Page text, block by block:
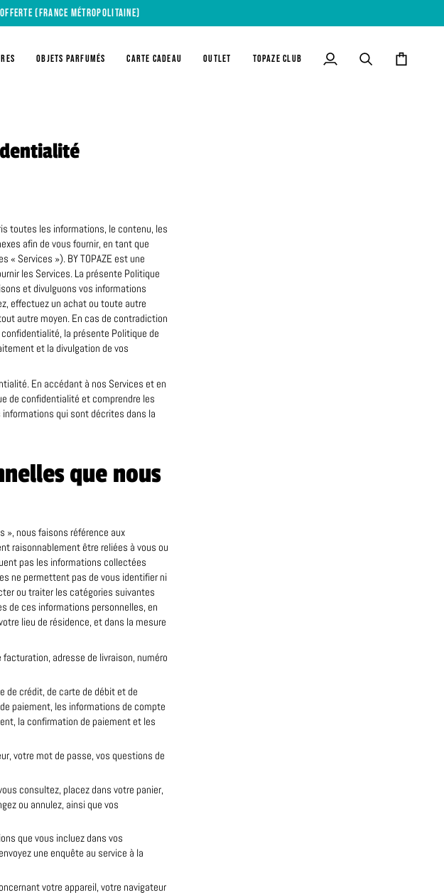
(FRANCE MÉTROPOLITAINE)
OBJETS PARFUMÉS CARTE CADEAU OUTLET TOPAZE CLUB
Mon
RecherchePanier
toutes les informations, le contenu, les
afin de vous fournir, en tant que
« Services »). BY TOPAZE est une
les Services. La présente Politique
et divulguons vos informations
effectuez un achat ou toute autre
autre moyen. En cas de contradiction
la présente Politique de
et la divulgation de vos
En accédant à nos Services et en
de confidentialité et comprendre les
qui sont décrites dans la
que nous
», nous faisons référence aux
raisonnablement être reliées à vous ou
pas les informations collectées
ne permettent pas de vous identifier ni
ou traiter les catégories suivantes
de ces informations personnelles, en
lieu de résidence, et dans la mesure
adresse de livraison, numéro
de crédit, de carte de débit et de
paiement, les informations de compte
la confirmation de paiement et les
votre mot de passe, vos questions de
consultez, placez dans votre panier,
ou annulez, ainsi que vos
que vous incluez dans vos
une enquête au service à la
votre appareil, votre navigateur